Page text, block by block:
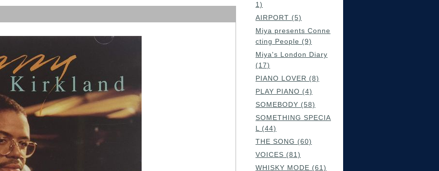
1)
AIRPORT (5)
Miya presents Conne
cting People (9)
Miya's London Diary
(17)
PIANO LOVER (8)
PLAY PIANO (4)
SOMEBODY (58)
SOMETHING SPECIA
L (44)
THE SONG (60)
VOICES (81)
WHISKY MODE (61)